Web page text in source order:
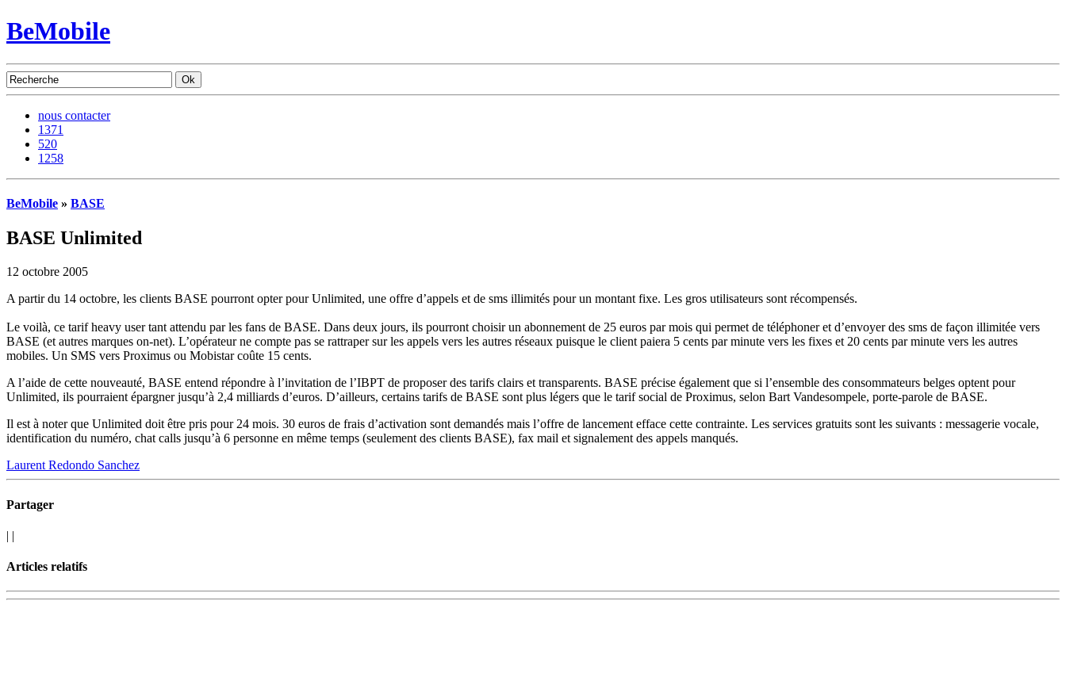
BeMobile
nous contacter
1371
520
1258
BeMobile » BASE
BASE Unlimited
12 octobre 2005
A partir du 14 octobre, les clients BASE pourront opter pour Unlimited, une offre d’appels et de sms illimités pour un montant fixe. Les gros utilisateurs sont récompensés.
Le voilà, ce tarif heavy user tant attendu par les fans de BASE. Dans deux jours, ils pourront choisir un abonnement de 25 euros par mois qui permet de téléphoner et d’envoyer des sms de façon illimitée vers
BASE (et autres marques on-net). L’opérateur ne compte pas se rattraper sur les appels vers les autres réseaux puisque le client paiera 5 cents par minute vers les fixes et 20 cents par minute vers les autres
mobiles. Un SMS vers Proximus ou Mobistar coûte 15 cents.
A l’aide de cette nouveauté, BASE entend répondre à l’invitation de l’IBPT de proposer des tarifs clairs et transparents. BASE précise également que si l’ensemble des consommateurs belges optent pour
Unlimited, ils pourraient épargner jusqu’à 2,4 milliards d’euros. D’ailleurs, certains tarifs de BASE sont plus légers que le tarif social de Proximus, selon Bart Vandesompele, porte-parole de BASE.
Il est à noter que Unlimited doit être pris pour 24 mois. 30 euros de frais d’activation sont demandés mais l’offre de lancement efface cette contrainte. Les services gratuits sont les suivants : messagerie vocale,
identification du numéro, chat calls jusqu’à 6 personne en même temps (seulement des clients BASE), fax mail et signalement des appels manqués.
Laurent Redondo Sanchez
Partager
| |
Articles relatifs